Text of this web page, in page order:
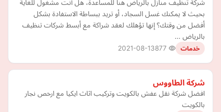
شركة تنظيف منازل بالرياض هنا للمساعدة، هل أنت مشغول للغاية
بحيث لا يمكنك غسل السجاد، أو تريد ببساطة الاستفادة بشكل
أفضل من وقتك؟ إنها تؤهلك لعقد شراكة مع أبسط شركات تنظيف
بالرياض …
خدمات 2021-08-13
شركة الطاووس
افضل شركة نقل عفش بالكويت وتركيب اثاث ايكيا مع ارخص نجار
بالكويت